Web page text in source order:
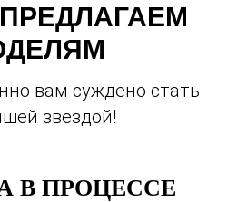
вам суждено стать
звездой!
В ПРОЦЕССЕ